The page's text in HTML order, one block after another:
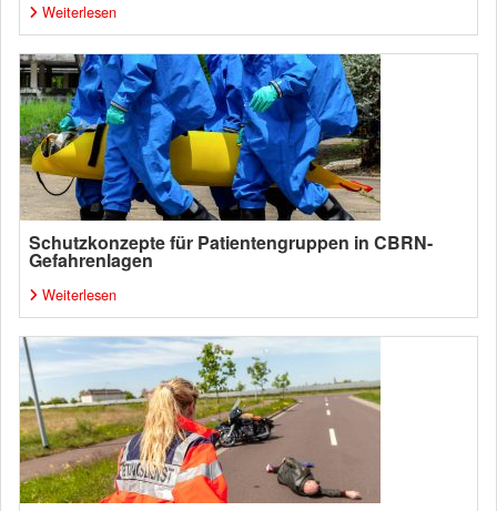
Weiterlesen
Schutzkonzepte für Patientengruppen in CBRN-
Gefahrenlagen
Weiterlesen